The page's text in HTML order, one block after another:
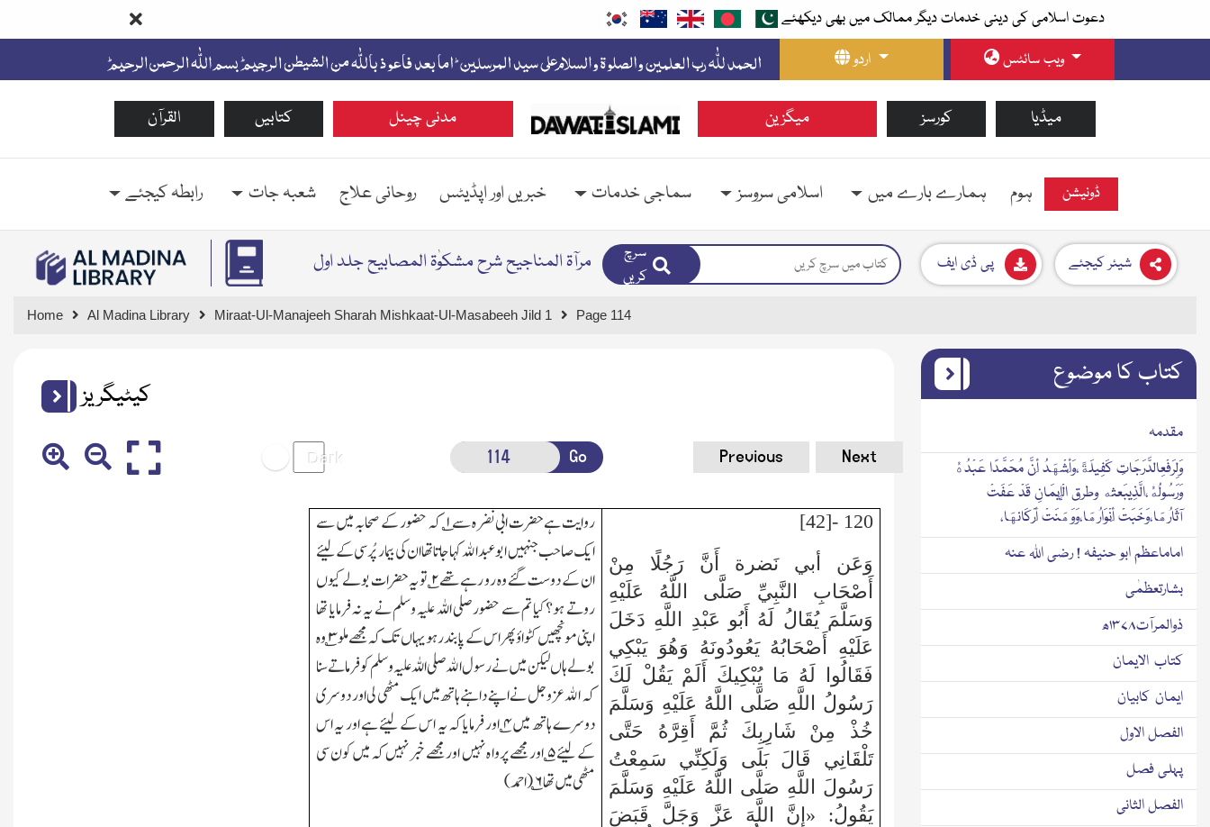
دعوت اسلامی کی دینی خدمات دیگر ممالک میں بھی دیکھئے
اردو
ویب سائٹس
القرآن کتابیں مدنی چینل میگزین کورسز میڈیا
ہوم ہمارے بارے میں اسلامی سروسز سماجی خدمات خبریں اور اپڈیٹس روحانی علاج شعبہ جات رابطہ کیجئے ڈونیشن
مرآۃ المناجیح شرح مشکوٰۃ المصابیح جلد اول
سرچ
کریں
پی ڈی ایف شیئر کیجئے
Home Al Madina Library Miraat-Ul-Manajeeh Sharah Mishkaat-Ul-Masabeeh Jild 1 Page 114
کیٹیگریز
Go Previous Next
120 -[42]
وَعَن أبي نَضرة أَنَّ رَجُلًا مِنْ
أَصْحَابِ النَّبِيِّ صَلَّى اللَّهُ عَلَيْهِ
وَسَلَّمَ يُقَالُ لَهُ أَبُو عَبْدِ اللَّهِ دَخَلَ
عَلَيْهِ أَصْحَابُهُ يَعُودُونَهُ وَهُوَ يَبْكِي
فَقَالُوا لَهُ مَا يُبْكِيكَ أَلَمْ يَقُلْ لَكَ
رَسُولُ اللَّهِ صَلَّى اللَّهُ عَلَيْهِ وَسَلَّمَ
خُذْ مِنْ شَارِبِكَ ثُمَّ أَقِرَّهُ حَتَّى
تَلْقَانِي قَالَ بَلَى وَلَكِنِّي سَمِعْتُ
رَسُولَ اللَّهِ صَلَّى اللَّهُ عَلَيْهِ وَسَلَّمَ
يَقُولُ: «إِنَّ اللَّهَ عَزَّ وَجَلَّ قَبَضَ
روایت ہےحضرت ابی نضرہ سے۱؎ کہ حضور کے صحابہ میں سے
ایک صاحب جنہیں ابوعبداﷲ کہا جاتا تھا ان کی بیمار پُرسی کے لیئے
ان کے دوست گئے وہ رو رہے تھے۲؎ تو یہ حضرات بولے کیوں
روتے ہو؟کیا تم سے حضور صلی اللہ علیہ وسلم نے یہ نہ فرمایا تھا
اپنی مونچھیں کٹواؤ پھر اس کے پابند رہو یہاں تک کہ مجھے ملو۳؎ وہ
بولے ہاں لیکن میں نے رسول اﷲ صلی اللہ علیہ وسلم کو فرماتے سنا
کہ اﷲ عزوجل نے اپنے داہنے ہاتھ میں ایک مٹھی لی اور دوسری
دوسرے ہاتھ میں۴؎ اور فرمایا کہ یہ اس کے لیئے ہے اور یہ اس
کے لیئے۵؎ اور مجھے پروا ہ نہیں اور مجھے خبر نہیں کہ میں کون سی
مٹھی میں تھا۶؎(احمد)
کتاب کا موضوع
مقدمہ
وَلِرَفْعِالدَّرَجَاتِ كَفِيلَةً،وَأَشْهَدُ أَنَّ مُحَمَّدًا عَبْدُهُ
وَرَسُولُهُ،الَّذِيبَعثه وطرق الْإِيمَانِ قَدْ عَفَتْ
آثَارُهَا،وَخَبَتْ أَنْوَارُهَا،وَوَهَنَتْ أَرْكَانهَا،
اماماعظم ابو حنیفہ ! رضی اللہ عنہ
بشارتعظمٰی
ذوالمرآت۱۳۷۸ھ
كتاب الايمان
ایمان کابیان
الفصل الاول
پہلی فصل
الفصل الثانی